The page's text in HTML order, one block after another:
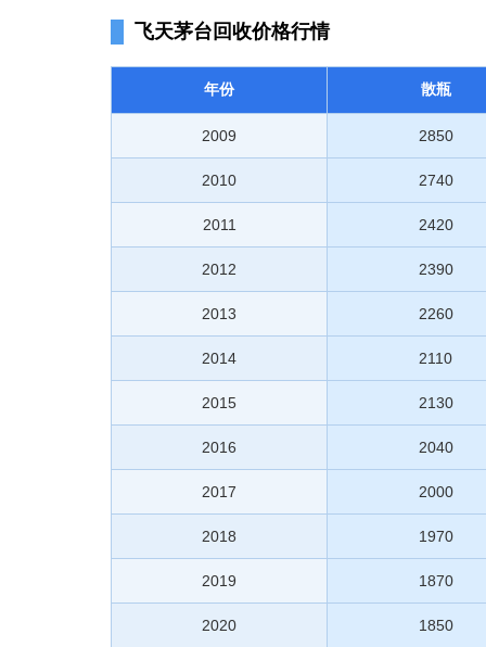
飞天茅台回收价格行情
年份 散瓶
2009 2850
2010 2740
2011 2420
2012 2390
2013 2260
2014 2110
2015 2130
2016 2040
2017 2000
2018 1970
2019 1870
2020 1850